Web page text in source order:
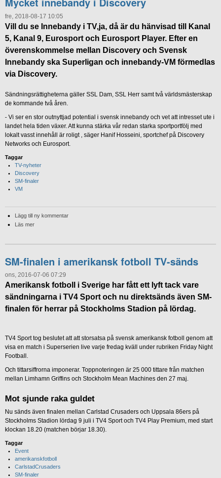
fre, 2018-08-17 10:05
Vill du se Innebandy i TV,ja, då är du hänvisad till Kanal
5, Kanal 9, Eurosport och Eurosport Player. Efter en
överenskommelse mellan Discovery och Svensk
Innebandy ska Superligan och innebandy-VM förmedlas
via Discovery.
Sändningsrättigheterna gäller SSL Dam, SSL Herr samt två världsmästerskap
de kommande två åren.
- Vi ser en stor outnyttjad potential i svensk innebandy och vet att intresset ute i
landet hela tiden växer. Att kunna stärka vår redan starka sportportfölj med
lokalt vasst innehåll är roligt , säger Hanif Hosseini, sportchef på Discovery
Networks och Eurosport.
Taggar
TV-nyheter
Discovery
SM-finaler
VM
Lägg till ny kommentar
Läs mer
SM-finalen i amerikansk fotboll TV-sänds
ons, 2016-07-06 07:29
Amerikansk fotboll i Sverige har fått ett lyft tack vare
sändningarna i TV4 Sport och nu direktsänds även SM-
finalen för herrar på Stockholms Stadion på lördag.
TV4 Sport tog beslutet att att storsatsa på svensk amerikansk fotboll genom att
visa en match i Superserien live varje fredag kväll under rubriken Friday Night
Football.
Och tittarsiffrorna imponerar. Toppnoteringen är 25 000 tittare från matchen
mellan Limhamn Griffins och Stockholm Mean Machines den 27 maj.
Mot sjunde raka guldet
Nu sänds även finalen mellan Carlstad Crusaders och Uppsala 86ers på
Stockholms Stadion lördag 9 juli i TV4 Sport och TV4 Play Premium, med start
klockan 18.20 (matchen börjar 18.30).
Taggar
Event
amerikanskfotboll
CarlstadCrusaders
SM-finaler